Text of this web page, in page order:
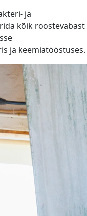
ja
kõik roostevabast
ja keemiatööstuses.